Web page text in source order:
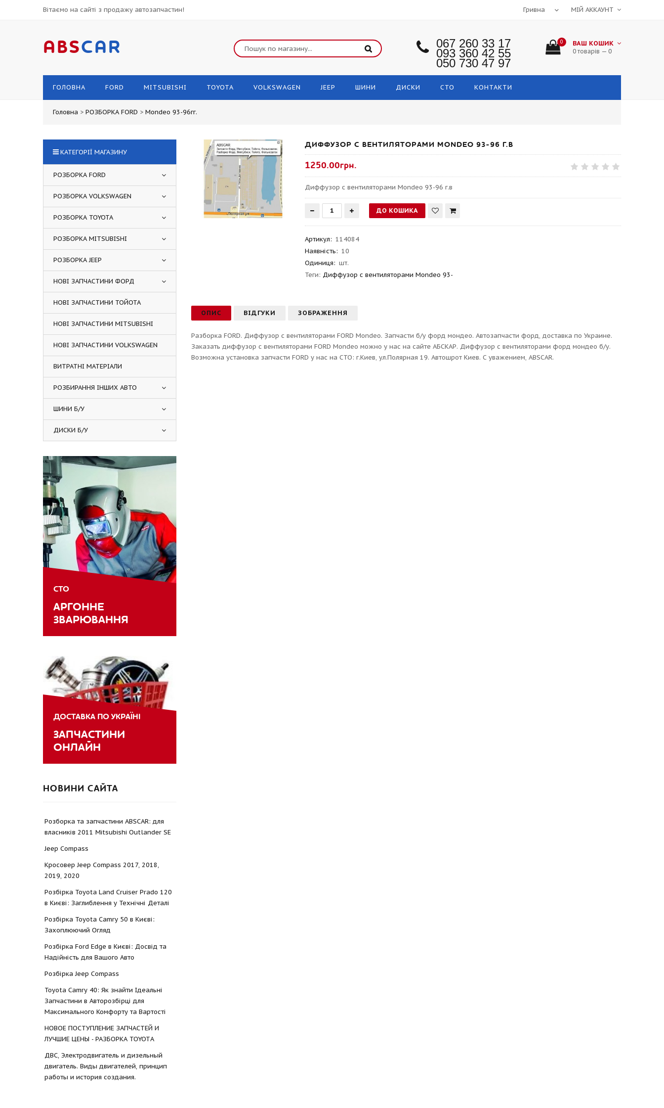
Вітаємо на сайті з продажу автозапчастин! МІЙ АККАУНТ
ABSCAR 067 260 33 17
093 360 42 55
050 730 47 97
0 ВАШ КОШИК
0 товарів — 0
ГОЛОВНА FORD MITSUBISHI TOYOTA VOLKSWAGEN JEEP ШИНИ ДИСКИ СТО КОНТАКТИ
Головна > РОЗБОРКА FORD > Mondeo 93-96гг.
ДИФФУЗОР С ВЕНТИЛЯТОРАМИ MONDEO 93-96 Г.В
1250.00грн.
Диффузор с вентиляторами Mondeo 93-96 г.в
Артикул: 114084
Наявність: 10
Одиниця: шт.
Теги: Диффузор с вентиляторами Mondeo 93-
ОПИС ВІДГУКИ ЗОБРАЖЕННЯ
Разборка FORD. Диффузор с вентиляторами FORD Mondeo. Запчасти б/у форд мондео. Автозапчасти форд, доставка по Украине.
Заказать диффузор с вентиляторами FORD Mondeo можно у нас на сайте АБСКАР. Диффузор с вентиляторами форд мондео б/у.
Возможна установка запчасти FORD у нас на СТО: г.Киев, ул.Полярная 19. Автошрот Киев. С уважением, ABSCAR.
КАТЕГОРІЇ МАГАЗИНУ
РОЗБОРКА FORD
РОЗБОРКА VOLKSWAGEN
РОЗБОРКА TOYOTA
РОЗБОРКА MITSUBISHI
РОЗБОРКА JEEP
НОВІ ЗАПЧАСТИНИ ФОРД
НОВІ ЗАПЧАСТИНИ ТОЙОТА
НОВІ ЗАПЧАСТИНИ MITSUBISHI
НОВІ ЗАПЧАСТИНИ VOLKSWAGEN
ВИТРАТНІ МАТЕРІАЛИ
РОЗБИРАННЯ ІНШИХ АВТО
ШИНИ Б/У
ДИСКИ Б/У
СТО
АРГОННЕ
ЗВАРЮВАННЯ
ДОСТАВКА ПО УКРАЇНІ
ЗАПЧАСТИНИ
ОНЛАЙН
НОВИНИ САЙТА
Розборка та запчастини ABSCAR: для
власників 2011 Mitsubishi Outlander SE
Jeep Compass
Кросовер Jeep Compass 2017, 2018,
2019, 2020
Розбірка Toyota Land Cruiser Prado 120
в Києві: Заглиблення у Технічні Деталі
Розбірка Toyota Camry 50 в Києві:
Захоплюючий Огляд
Розбірка Ford Edge в Києві: Досвід та
Надійність для Вашого Авто
Розбірка Jeep Compass
Toyota Camry 40: Як знайти Ідеальні
Запчастини в Авторозбірці для
Максимального Комфорту та Вартості
НОВОЕ ПОСТУПЛЕНИЕ ЗАПЧАСТЕЙ И
ЛУЧШИЕ ЦЕНЫ - РАЗБОРКА TOYOTА
ДВС, Электродвигатель и дизельный
двигатель. Виды двигателей, принцип
работы и история создания.